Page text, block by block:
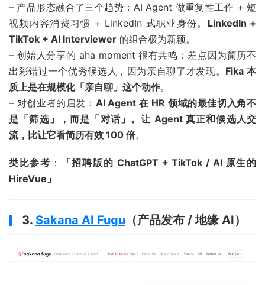
– 产品形态融合了三个趋势：AI Agent 做重复性工作 + 短
视频内容消费习惯 + LinkedIn 式职业身份。 LinkedIn +
TikTok + AI Interviewer 的组合极为新颖。
– 创始人分享的 aha moment 很有共鸣：差点因为简历不
出彩错过一个优秀候选人，因为亲自聊了才发现。 Fika 本
质上是在规模化「亲自聊」这个动作。
– 对创业者的启发： AI Agent 在 HR 领域的最佳切入角不
是「筛选」，而是「对话」。让 Agent 真正和候选人交
流，比让它看简历有效 100 倍。
类比参考 ：
「招聘版的 ChatGPT + TikTok / AI 原生的
HireVue」
3. Sakana AI Fugu （产品发布 / 地缘 AI）